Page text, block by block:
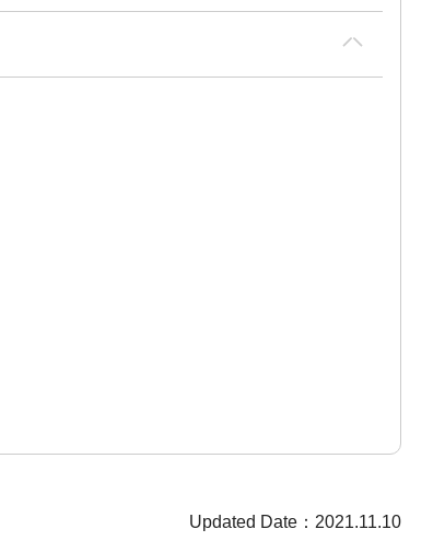
Updated Date：2021.11.10